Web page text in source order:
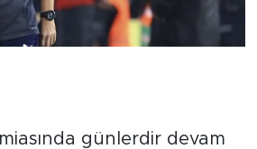
günlerdir devam